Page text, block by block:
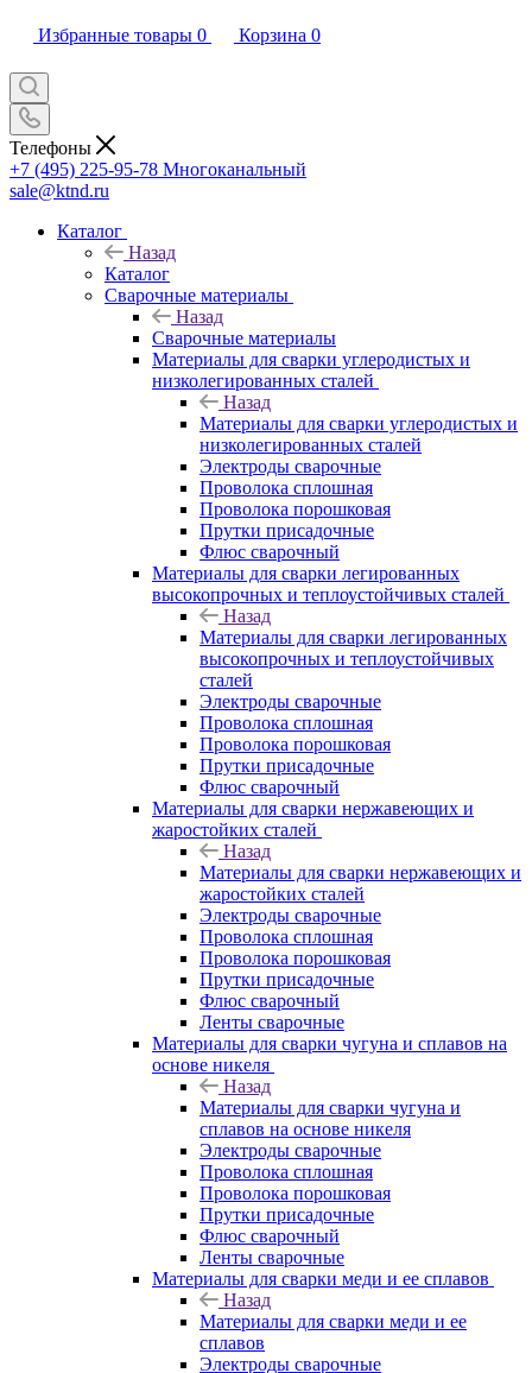
Избранные товары 0 Корзина 0
Телефоны
+7 (495) 225-95-78 Многоканальный
sale@ktnd.ru
Каталог
Назад
Каталог
Сварочные материалы
Назад
Сварочные материалы
Материалы для сварки углеродистых и
низколегированных сталей
Назад
Материалы для сварки углеродистых и
низколегированных сталей
Электроды сварочные
Проволока сплошная
Проволока порошковая
Прутки присадочные
Флюс сварочный
Материалы для сварки легированных
высокопрочных и теплоустойчивых сталей
Назад
Материалы для сварки легированных
высокопрочных и теплоустойчивых
сталей
Электроды сварочные
Проволока сплошная
Проволока порошковая
Прутки присадочные
Флюс сварочный
Материалы для сварки нержавеющих и
жаростойких сталей
Назад
Материалы для сварки нержавеющих и
жаростойких сталей
Электроды сварочные
Проволока сплошная
Проволока порошковая
Прутки присадочные
Флюс сварочный
Ленты сварочные
Материалы для сварки чугуна и сплавов на
основе никеля
Назад
Материалы для сварки чугуна и
сплавов на основе никеля
Электроды сварочные
Проволока сплошная
Проволока порошковая
Прутки присадочные
Флюс сварочный
Ленты сварочные
Материалы для сварки меди и ее сплавов
Назад
Материалы для сварки меди и ее
сплавов
Электроды сварочные